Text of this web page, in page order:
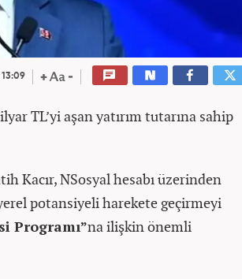
13:09
TL’yi aşan yatırım tutarına sahip
Kacır, NSosyal hesabı üzerinden
potansiyeli harekete geçirmeyi
Programı”na ilişkin önemli